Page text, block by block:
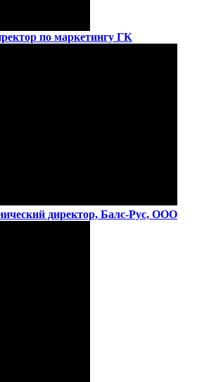
по маркетингу ГК
директор, Балс-Рус, ООО